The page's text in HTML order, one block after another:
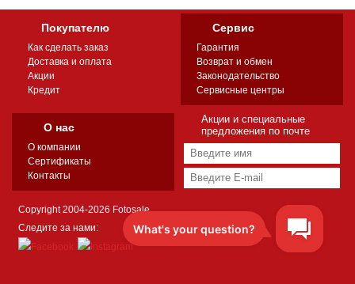
Покупателю
Как сделать заказ
Доставка и оплата
Акции
Кредит
Сервис
Гарантия
Возврат и обмен
Законодательство
Сервисные центры
О нас
О компании
Сертификаты
Контакты
Акции и специальные
предложения по почте
Copyright 2004-2026 Fotosale
Следите за нами: